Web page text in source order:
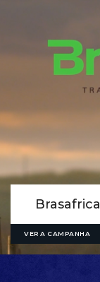
Brasafrica
VER A CAMPANHA